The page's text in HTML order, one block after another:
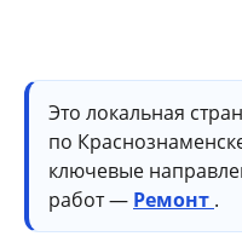
Это локальная
по
ключевые
работ — Ремонт .